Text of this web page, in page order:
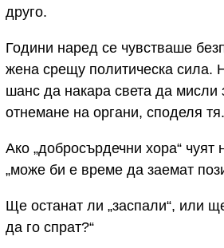
друго.
Години наред се чувстваше
жена срещу политическа сила.
шанс да накара света да мисли
отнемане на органи, споделя тя.
Ако „добросърдечни хора“ чуят
„може би е време да заемат
Ще останат ли „заспали“, или
да го спрат?“